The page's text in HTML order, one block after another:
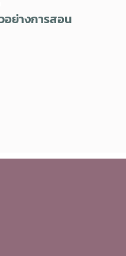
ย่างการสอน